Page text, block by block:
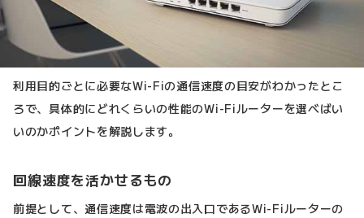
利用目的ごとに必要なWi-Fiの通信速度の目安がわかったとこ
ろで、具体的にどれくらいの性能のWi-Fiルーターを選べばい
いのかポイントを解説します。
回線速度を活かせるもの
前提として、通信速度は電波の出入口であるWi-Fiルーターの